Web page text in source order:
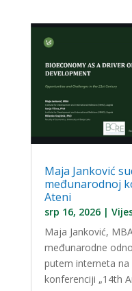
Maja Janković
međunarodnoj
Ateni
srp 16, 2026|
Maja Janković,
međunarodne
putem interneta
konferenciji „14th